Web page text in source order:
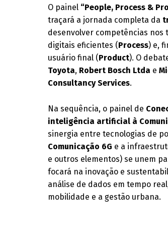
O painel “People, Process &
traçará a jornada completa da
desenvolver competências
digitais eficientes (Process) e,
usuário final (Product). O
Toyota, Robert Bosch Ltda e
Consultancy Services.
Na sequência, o painel de
inteligência artificial à
sinergia entre tecnologias de
Comunicação 6G e a
e outros elementos) se unem
focará na inovação e
análise de dados em tempo
mobilidade e a gestão urbana.